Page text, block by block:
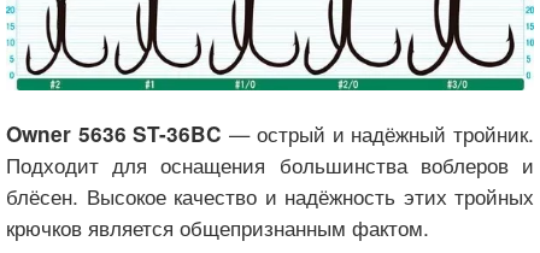
Owner 5636 ST-36BC — острый и надёжный тройник.
Подходит для оснащения большинства воблеров и
блёсен. Высокое качество и надёжность этих тройных
крючков является общепризнанным фактом.